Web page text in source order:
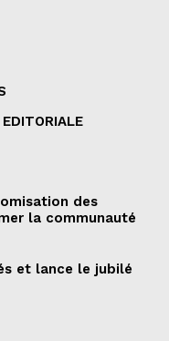
des
la communauté
et lance le jubilé